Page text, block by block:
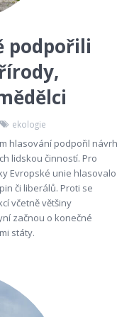
podpořili
ekologie
hlasování podpořil návrh
lidskou činností. Pro
Evropské unie hlasovalo
či liberálů. Proti se
včetně většiny
začnou o konečné
státy.